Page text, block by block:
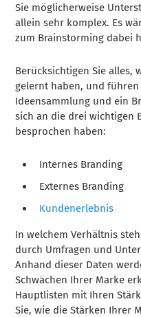
Sie möglicherweise
allein sehr komplex. Es
zum Brainstorming dabei
Berücksichtigen Sie alles,
gelernt haben, und führen
Ideensammlung und ein
sich an die drei wichtigen
besprochen haben:
Internes Branding
Externes Branding
Kundenerlebnis
In welchem Verhältnis
durch Umfragen und
Anhand dieser Daten
Schwächen Ihrer Marke
Hauptlisten mit Ihren
Sie, wie die Stärken Ihrer